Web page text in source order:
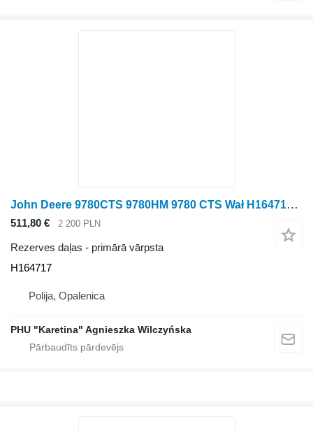
John Deere 9780CTS 9780HM 9780 CTS Wał H164717 primārā vārpsta paredzēts John Deere 9780CTS, 9780HM graudu kombaina
511,80 € 2 200 PLN
Rezerves daļas - primārā vārpsta
H164717
Polija, Opalenica
PHU "Karetina" Agnieszka Wilczyńska